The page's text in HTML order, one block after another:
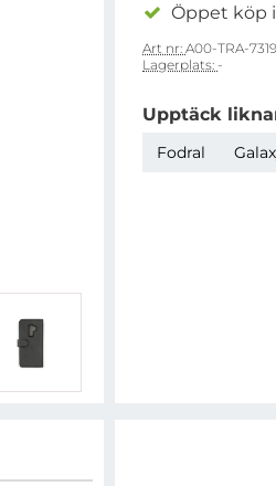
Öppet köp
Art nr: A00-TRA-
Lagerplats: -
Upptäck
Fodral